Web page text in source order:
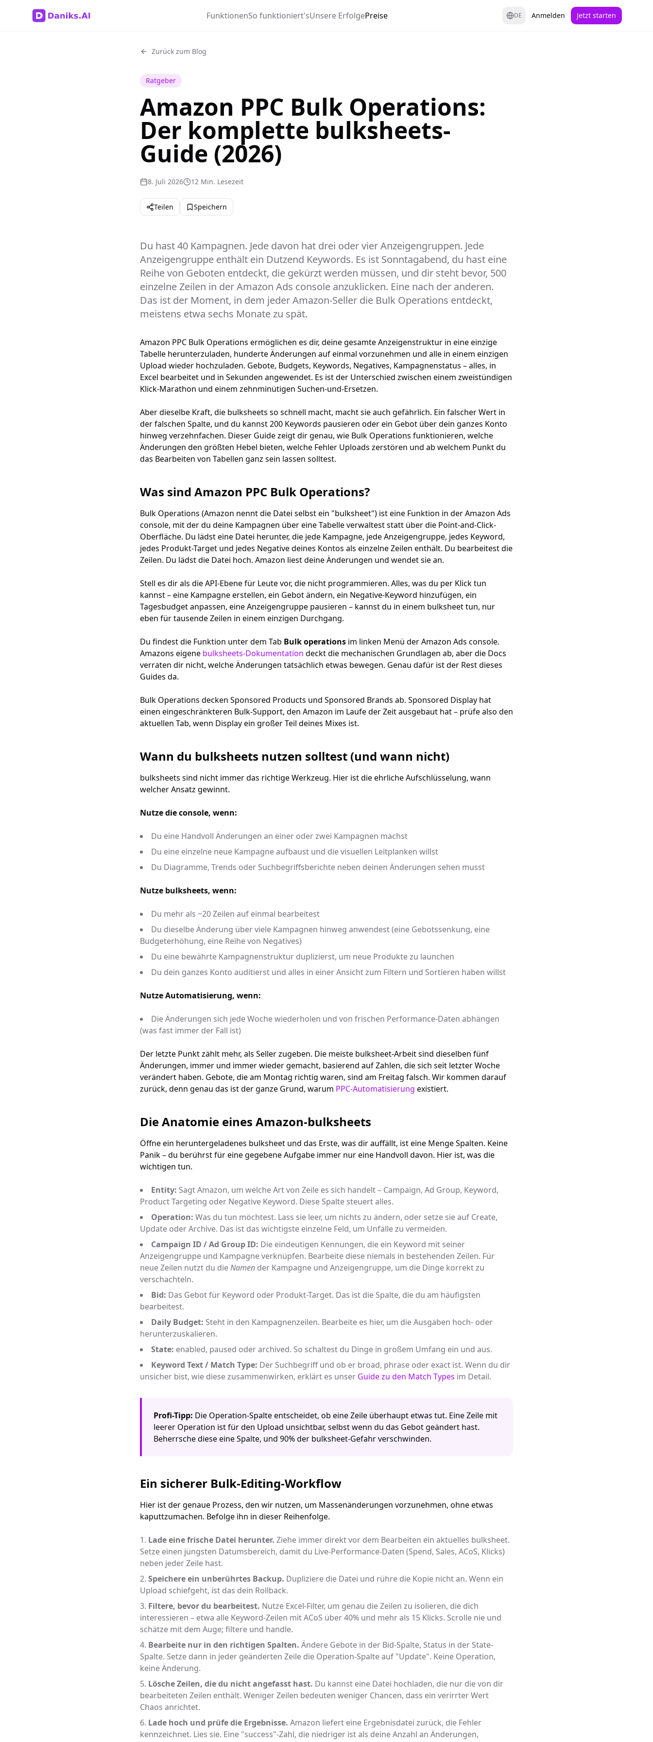
FunktionenSo funktioniert'sUnsere ErfolgePreise DE Anmelden Jetzt starten
Zurück zum Blog
Ratgeber
Amazon PPC Bulk Operations:
Der komplette bulksheets-
Guide (2026)
8. Juli 2026 12 Min. Lesezeit
Teilen Speichern
Du hast 40 Kampagnen. Jede davon hat drei oder vier Anzeigengruppen. Jede
Anzeigengruppe enthält ein Dutzend Keywords. Es ist Sonntagabend, du hast eine
Reihe von Geboten entdeckt, die gekürzt werden müssen, und dir steht bevor, 500
einzelne Zeilen in der Amazon Ads console anzuklicken. Eine nach der anderen.
Das ist der Moment, in dem jeder Amazon-Seller die Bulk Operations entdeckt,
meistens etwa sechs Monate zu spät.
Amazon PPC Bulk Operations ermöglichen es dir, deine gesamte Anzeigenstruktur in eine einzige
Tabelle herunterzuladen, hunderte Änderungen auf einmal vorzunehmen und alle in einem einzigen
Upload wieder hochzuladen. Gebote, Budgets, Keywords, Negatives, Kampagnenstatus – alles, in
Excel bearbeitet und in Sekunden angewendet. Es ist der Unterschied zwischen einem zweistündigen
Klick-Marathon und einem zehnminütigen Suchen-und-Ersetzen.
Aber dieselbe Kraft, die bulksheets so schnell macht, macht sie auch gefährlich. Ein falscher Wert in
der falschen Spalte, und du kannst 200 Keywords pausieren oder ein Gebot über dein ganzes Konto
hinweg verzehnfachen. Dieser Guide zeigt dir genau, wie Bulk Operations funktionieren, welche
Änderungen den größten Hebel bieten, welche Fehler Uploads zerstören und ab welchem Punkt du
das Bearbeiten von Tabellen ganz sein lassen solltest.
Was sind Amazon PPC Bulk Operations?
Bulk Operations (Amazon nennt die Datei selbst ein "bulksheet") ist eine Funktion in der Amazon Ads
console, mit der du deine Kampagnen über eine Tabelle verwaltest statt über die Point-and-Click-
Oberfläche. Du lädst eine Datei herunter, die jede Kampagne, jede Anzeigengruppe, jedes Keyword,
jedes Produkt-Target und jedes Negative deines Kontos als einzelne Zeilen enthält. Du bearbeitest die
Zeilen. Du lädst die Datei hoch. Amazon liest deine Änderungen und wendet sie an.
Stell es dir als die API-Ebene für Leute vor, die nicht programmieren. Alles, was du per Klick tun
kannst – eine Kampagne erstellen, ein Gebot ändern, ein Negative-Keyword hinzufügen, ein
Tagesbudget anpassen, eine Anzeigengruppe pausieren – kannst du in einem bulksheet tun, nur
eben für tausende Zeilen in einem einzigen Durchgang.
Du findest die Funktion unter dem Tab Bulk operations im linken Menü der Amazon Ads console.
Amazons eigene bulksheets-Dokumentation deckt die mechanischen Grundlagen ab, aber die Docs
verraten dir nicht, welche Änderungen tatsächlich etwas bewegen. Genau dafür ist der Rest dieses
Guides da.
Bulk Operations decken Sponsored Products und Sponsored Brands ab. Sponsored Display hat
einen eingeschränkteren Bulk-Support, den Amazon im Laufe der Zeit ausgebaut hat – prüfe also den
aktuellen Tab, wenn Display ein großer Teil deines Mixes ist.
Wann du bulksheets nutzen solltest (und wann nicht)
bulksheets sind nicht immer das richtige Werkzeug. Hier ist die ehrliche Aufschlüsselung, wann
welcher Ansatz gewinnt.
Nutze die console, wenn:
Du eine Handvoll Änderungen an einer oder zwei Kampagnen machst
Du eine einzelne neue Kampagne aufbaust und die visuellen Leitplanken willst
Du Diagramme, Trends oder Suchbegriffsberichte neben deinen Änderungen sehen musst
Nutze bulksheets, wenn:
Du mehr als ~20 Zeilen auf einmal bearbeitest
Du dieselbe Änderung über viele Kampagnen hinweg anwendest (eine Gebotssenkung, eine
Budgeterhöhung, eine Reihe von Negatives)
Du eine bewährte Kampagnenstruktur duplizierst, um neue Produkte zu launchen
Du dein ganzes Konto auditierst und alles in einer Ansicht zum Filtern und Sortieren haben willst
Nutze Automatisierung, wenn:
Die Änderungen sich jede Woche wiederholen und von frischen Performance-Daten abhängen
(was fast immer der Fall ist)
Der letzte Punkt zählt mehr, als Seller zugeben. Die meiste bulksheet-Arbeit sind dieselben fünf
Änderungen, immer und immer wieder gemacht, basierend auf Zahlen, die sich seit letzter Woche
verändert haben. Gebote, die am Montag richtig waren, sind am Freitag falsch. Wir kommen darauf
zurück, denn genau das ist der ganze Grund, warum PPC-Automatisierung existiert.
Die Anatomie eines Amazon-bulksheets
Öffne ein heruntergeladenes bulksheet und das Erste, was dir auffällt, ist eine Menge Spalten. Keine
Panik – du berührst für eine gegebene Aufgabe immer nur eine Handvoll davon. Hier ist, was die
wichtigen tun.
Entity: Sagt Amazon, um welche Art von Zeile es sich handelt – Campaign, Ad Group, Keyword,
Product Targeting oder Negative Keyword. Diese Spalte steuert alles.
Operation: Was du tun möchtest. Lass sie leer, um nichts zu ändern, oder setze sie auf Create,
Update oder Archive. Das ist das wichtigste einzelne Feld, um Unfälle zu vermeiden.
Campaign ID / Ad Group ID: Die eindeutigen Kennungen, die ein Keyword mit seiner
Anzeigengruppe und Kampagne verknüpfen. Bearbeite diese niemals in bestehenden Zeilen. Für
neue Zeilen nutzt du dieNamen der Kampagne und Anzeigengruppe, um die Dinge korrekt zu
verschachteln.
Bid: Das Gebot für Keyword oder Produkt-Target. Das ist die Spalte, die du am häufigsten
bearbeitest.
Daily Budget: Steht in den Kampagnenzeilen. Bearbeite es hier, um die Ausgaben hoch- oder
herunterzuskalieren.
State: enabled, paused oder archived. So schaltest du Dinge in großem Umfang ein und aus.
Keyword Text / Match Type: Der Suchbegriff und ob er broad, phrase oder exact ist. Wenn du dir
unsicher bist, wie diese zusammenwirken, erklärt es unser Guide zu den Match Types im Detail.
Profi-Tipp: Die Operation-Spalte entscheidet, ob eine Zeile überhaupt etwas tut. Eine Zeile mit
leerer Operation ist für den Upload unsichtbar, selbst wenn du das Gebot geändert hast.
Beherrsche diese eine Spalte, und 90% der bulksheet-Gefahr verschwinden.
Ein sicherer Bulk-Editing-Workflow
Hier ist der genaue Prozess, den wir nutzen, um Massenänderungen vorzunehmen, ohne etwas
kaputtzumachen. Befolge ihn in dieser Reihenfolge.
Lade eine frische Datei herunter. Ziehe immer direkt vor dem Bearbeiten ein aktuelles bulksheet.
Setze einen jüngsten Datumsbereich, damit du Live-Performance-Daten (Spend, Sales, ACoS, Klicks)
neben jeder Zeile hast.
Speichere ein unberührtes Backup. Dupliziere die Datei und rühre die Kopie nicht an. Wenn ein
Upload schiefgeht, ist das dein Rollback.
Filtere, bevor du bearbeitest. Nutze Excel-Filter, um genau die Zeilen zu isolieren, die dich
interessieren – etwa alle Keyword-Zeilen mit ACoS über 40% und mehr als 15 Klicks. Scrolle nie und
schätze mit dem Auge; filtere und handle.
Bearbeite nur in den richtigen Spalten. Ändere Gebote in der Bid-Spalte, Status in der State-
Spalte. Setze dann in jeder geänderten Zeile die Operation-Spalte auf "Update". Keine Operation,
keine Änderung.
Lösche Zeilen, die du nicht angefasst hast. Du kannst eine Datei hochladen, die nur die von dir
bearbeiteten Zeilen enthält. Weniger Zeilen bedeuten weniger Chancen, dass ein verirrter Wert
Chaos anrichtet.
Lade hoch und prüfe die Ergebnisse. Amazon liefert eine Ergebnisdatei zurück, die Fehler
kennzeichnet. Lies sie. Eine "success"-Zahl, die niedriger ist als deine Anzahl an Änderungen,